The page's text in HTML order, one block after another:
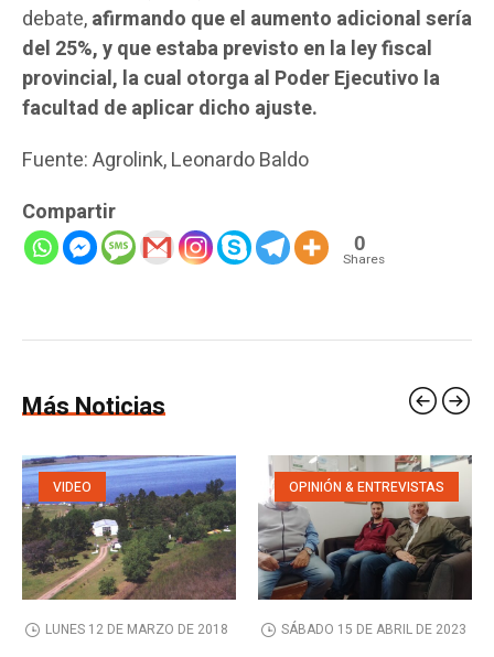
debate,afirmando que el aumento adicional sería
del 25%, y que estaba previsto en la ley fiscal
provincial, la cual otorga al Poder Ejecutivo la
facultad de aplicar dicho ajuste.
Fuente: Agrolink, Leonardo Baldo
Compartir
0
Shares
Más Noticias
VIDEO
LUNES 12 DE MARZO DE 2018
OPINIÓN & ENTREVISTAS
SÁBADO 15 DE ABRIL DE 2023